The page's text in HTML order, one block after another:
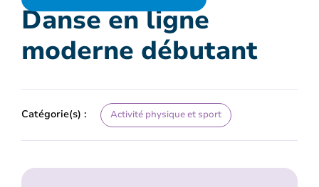
Danse en ligne
moderne débutant
Catégorie(s) : Activité physique et sport